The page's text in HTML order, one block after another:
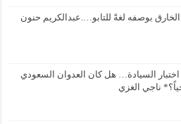
الخارق بوصفه لغةً للتابو….عبدالكريم حنون
اختبار السيادة… هل كان العدوان السعودي
ناجي الغزي